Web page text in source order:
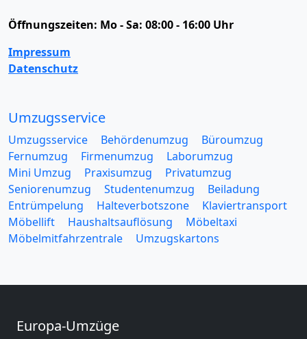
Öffnungszeiten: Mo - Sa: 08:00 - 16:00 Uhr
Impressum
Datenschutz
Umzugsservice
Umzugsservice Behördenumzug
Büroumzug
Fernumzug
Firmenumzug
Laborumzug
Mini Umzug
Praxisumzug
Privatumzug
Seniorenumzug
Studentenumzug
Beiladung
Entrümpelung
Halteverbotszone
Klaviertransport
Möbellift
Haushaltsauflösung
Möbeltaxi
Möbelmitfahrzentrale
Umzugskartons
Europa-Umzüge